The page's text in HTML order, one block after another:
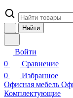
Найти
Войти
0
Сравнение
0
Избранное
Офисная мебель
Комплектующие